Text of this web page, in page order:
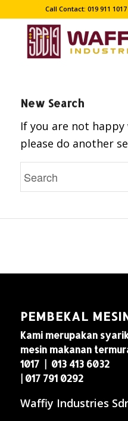
Call Contact: 019 911
New Search
If you are not
please do another
PEMBEKAL
Kami merupakan
mesin makanan
1017 | 013 413 6032
| 017 791 0292
Waffiy Industries